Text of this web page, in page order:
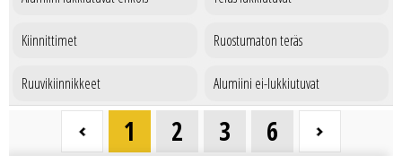
Kiinnittimet Ruostumaton teräs
Ruuvikiinnikkeet Alumiini ei-lukkiutuvat
1 2 3 6